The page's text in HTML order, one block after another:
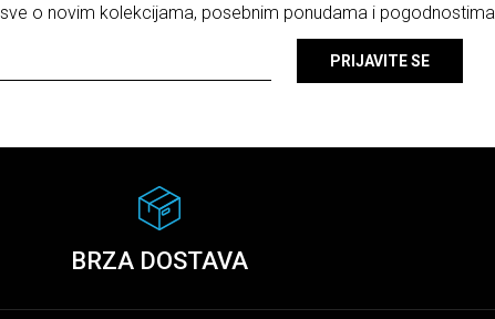
o novim kolekcijama, posebnim ponudama i pogodnostima.
PRIJAVITE SE
BRZA DOSTAVA